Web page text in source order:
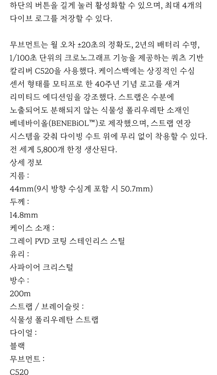
하단의 버튼을 길게 눌러 활성화할 수 있으며, 최대 4개의
다이브 로그를 저장할 수 있다.
무브먼트는 월 오차 ±20초의 정확도, 2년의 배터리 수명,
1/100초 단위의 크로노그래프 기능을 제공하는 쿼츠 기반
칼리버 C520을 사용했다. 케이스백에는 상징적인 수심
센서 형태를 모티프로 한 40주년 기념 로고를 새겨
리미티드 에디션임을 강조했다. 스트랩은 수분에
노출되어도 분해되지 않는 식물성 폴리우레탄 소재인
베네바이올(BENEBiOL™)로 제작했으며, 스트랩 연장
시스템을 갖춰 다이빙 수트 위에 무리 없이 착용할 수 있다.
전 세계 5,800개 한정 생산된다.
상세 정보
지름 :
44mm(9시 방향 수심계 포함 시 50.7mm)
두께 :
14.8mm
케이스 소재 :
그레이 PVD 코팅 스테인리스 스틸
유리 :
사파이어 크리스털
방수 :
200m
스트랩 / 브레이슬릿 :
식물성 폴리우레탄 스트랩
다이얼 :
블랙
무브먼트 :
C520